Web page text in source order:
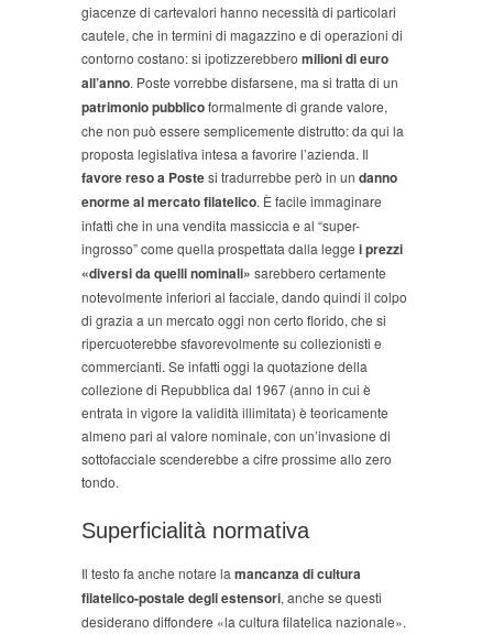
giacenze di cartevalori hanno necessità di particolari
cautele, che in termini di magazzino e di operazioni di
contorno costano: si ipotizzerebbero milioni di euro
all’anno. Poste vorrebbe disfarsene, ma si tratta di un
patrimonio pubblicoformalmente di grande valore,
che non può essere semplicemente distrutto: da qui la
proposta legislativa intesa a favorire l’azienda. Il
favore reso a Postesi tradurrebbe però in un danno
enorme al mercato filatelico. È facile immaginare
infatti che in una vendita massiccia e al “super-
ingrosso” come quella prospettata dalla legge i prezzi
«diversi da quelli nominali» sarebbero certamente
notevolmente inferiori al facciale, dando quindi il colpo
di grazia a un mercato oggi non certo florido, che si
ripercuoterebbe sfavorevolmente su collezionisti e
commercianti. Se infatti oggi la quotazione della
collezione di Repubblica dal 1967 (anno in cui è
entrata in vigore la validità illimitata) è teoricamente
almeno pari al valore nominale, con un’invasione di
sottofacciale scenderebbe a cifre prossime allo zero
tondo.
Superficialità normativa
Il testo fa anche notare la mancanza di cultura
filatelico-postale degli estensori, anche se questi
desiderano diffondere «la cultura filatelica nazionale».